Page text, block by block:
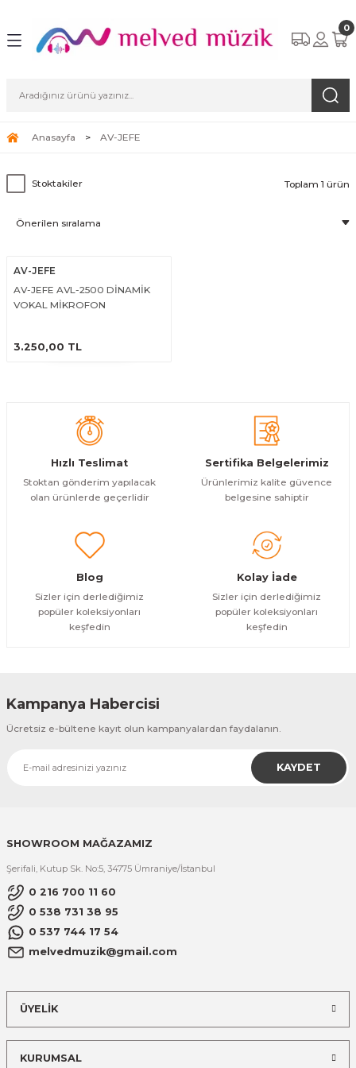
0
Anasayfa AV-JEFE
Stoktakiler Toplam 1 ürün
AV-JEFE
AV-JEFE AVL-2500 DİNAMİK
VOKAL MİKROFON
3.250,00 TL
Hızlı Teslimat
Stoktan gönderim yapılacak
olan ürünlerde geçerlidir
Sertifika Belgelerimiz
Ürünlerimiz kalite güvence
belgesine sahiptir
Blog
Sizler için derlediğimiz
popüler koleksiyonları
keşfedin
Kolay İade
Sizler için derlediğimiz
popüler koleksiyonları
keşfedin
Kampanya Habercisi
Ücretsiz e-bültene kayıt olun kampanyalardan faydalanın.
KAYDET
SHOWROOM MAĞAZAMIZ
Şerifali, Kutup Sk. No:5, 34775 Ümraniye/İstanbul
0 216 700 11 60
0 538 731 38 95
0 537 744 17 54
melvedmuzik@gmail.com
ÜYELİK
KURUMSAL